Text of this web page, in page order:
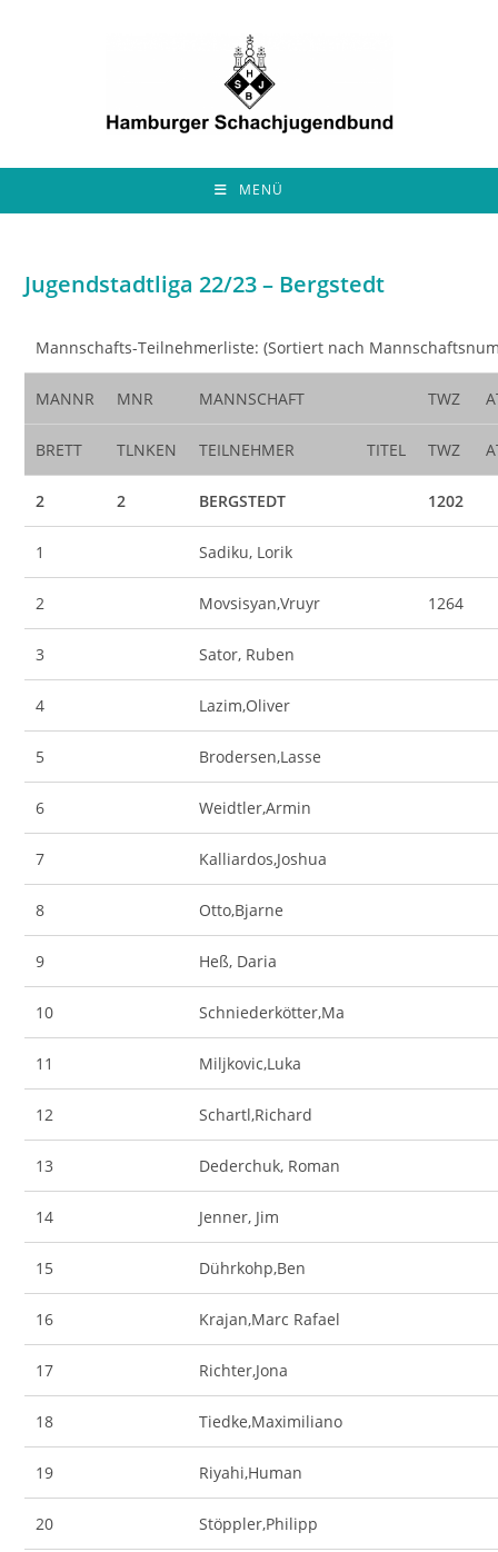
MENÜ
Jugendstadtliga 22/23 – Bergstedt
Mannschafts-Teilnehmerliste: (Sortiert nach
MANNR MNR MANNSCHAFT TWZ
BRETT TLNKEN TEILNEHMER TITEL TWZ
2 2 BERGSTEDT 1202
1 Sadiku, Lorik
2 Movsisyan,Vruyr 1264
3 Sator, Ruben
4 Lazim,Oliver
5 Brodersen,Lasse
6 Weidtler,Armin
7 Kalliardos,Joshua
8 Otto,Bjarne
9 Heß, Daria
10 Schniederkötter,Ma
11 Miljkovic,Luka
12 Schartl,Richard
13 Dederchuk, Roman
14 Jenner, Jim
15 Dührkohp,Ben
16 Krajan,Marc Rafael
17 Richter,Jona
18 Tiedke,Maximiliano
19 Riyahi,Human
20 Stöppler,Philipp